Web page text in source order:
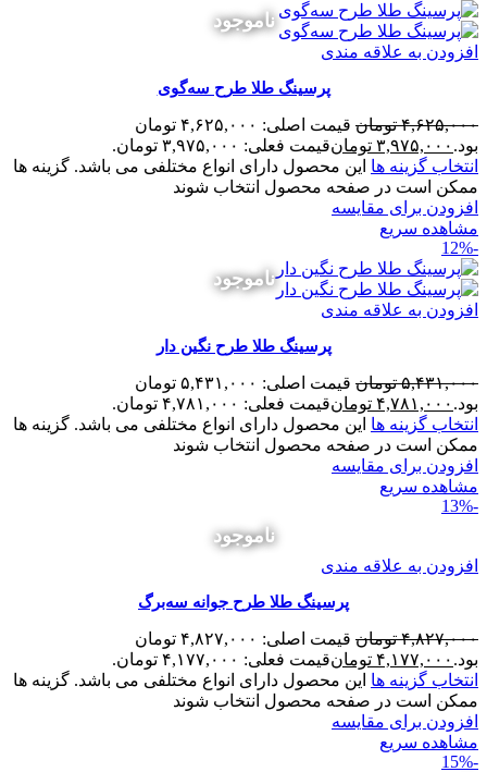
افزودن به علاقه مندی
ناموجود
پرسینگ طلا طرح سه‌گوی
۴,۶۲۵,۰۰۰ تومان
قیمت اصلی: ۴,۶۲۵,۰۰۰ تومان
بود. ۳,۹۷۵,۰۰۰ تومانقیمت فعلی: ۳,۹۷۵,۰۰۰ تومان.
انتخاب گزینه ها این محصول دارای انواع مختلفی می باشد. گزینه ها
ممکن است در صفحه محصول انتخاب شوند
افزودن برای مقایسه
مشاهده سریع
-12%
افزودن به علاقه مندی
ناموجود
پرسینگ طلا طرح نگین دار
۵,۴۳۱,۰۰۰ تومان
قیمت اصلی: ۵,۴۳۱,۰۰۰ تومان
بود. ۴,۷۸۱,۰۰۰ تومانقیمت فعلی: ۴,۷۸۱,۰۰۰ تومان.
انتخاب گزینه ها این محصول دارای انواع مختلفی می باشد. گزینه ها
ممکن است در صفحه محصول انتخاب شوند
افزودن برای مقایسه
مشاهده سریع
-13%
افزودن به علاقه مندی
ناموجود
پرسینگ طلا طرح جوانه سه‌برگ
۴,۸۲۷,۰۰۰ تومان
قیمت اصلی: ۴,۸۲۷,۰۰۰ تومان
بود. ۴,۱۷۷,۰۰۰ تومانقیمت فعلی: ۴,۱۷۷,۰۰۰ تومان.
انتخاب گزینه ها این محصول دارای انواع مختلفی می باشد. گزینه ها
ممکن است در صفحه محصول انتخاب شوند
افزودن برای مقایسه
مشاهده سریع
-15%